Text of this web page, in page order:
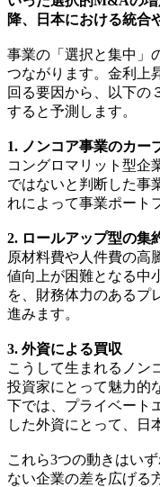
降、日本における統合
事業の「選択と集中」
つながります。金利上
回る要因から、以下の
すると予測します。
1. ノンコア事業のカー
コングロマリット型企
ではないと判断した事
れによって事業ポート
2. ロールアップ型の集
原材料費や人件費の高
値向上が困難となる中
を、財務体力のあるプ
進みます。
3. 外資による買収
こうして生まれるノン
投資家にとって魅力的
下では、プライベート
した外資にとって、日
これら3つの動きはい
ない企業の差を広げる